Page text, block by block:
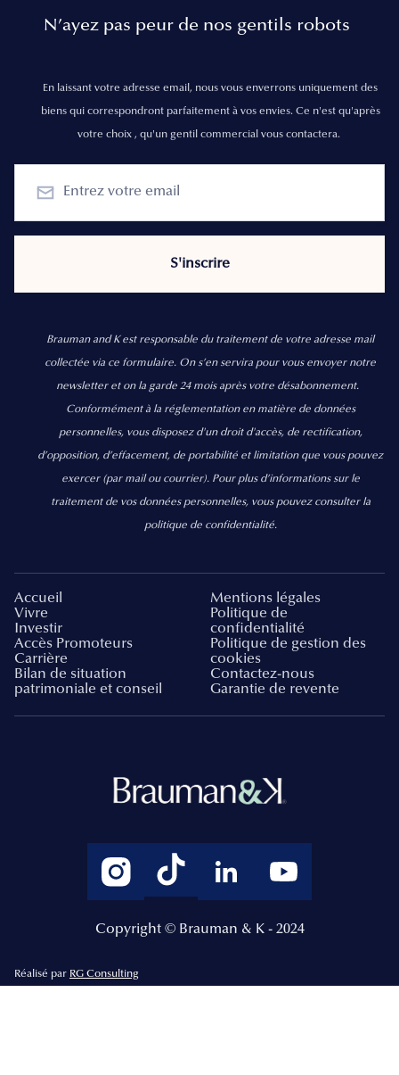
N’ayez pas peur de nos gentils robots
En laissant votre adresse email, nous vous enverrons uniquement des
biens qui correspondront parfaitement à vos envies. Ce n'est qu'après
votre choix , qu'un gentil commercial vous contactera.
Brauman and K est responsable du traitement de votre adresse mail
collectée via ce formulaire. On s’en servira pour vous envoyer notre
newsletter et on la garde 24 mois après votre désabonnement.
Conformément à la réglementation en matière de données
personnelles, vous disposez d'un droit d'accès, de rectification,
d’opposition, d’effacement, de portabilité et limitation que vous pouvez
exercer (par mail ou courrier). Pour plus d’informations sur le
traitement de vos données personnelles, vous pouvez consulter la
politique de confidentialité.
Accueil
Vivre
Investir
Accès Promoteurs
Carrière
Bilan de situation
patrimoniale et conseil
Mentions légales
Politique de
confidentialité
Politique de gestion des
cookies
Contactez-nous
Garantie de revente
Copyright © Brauman & K - 2024
Réalisé par RG Consulting